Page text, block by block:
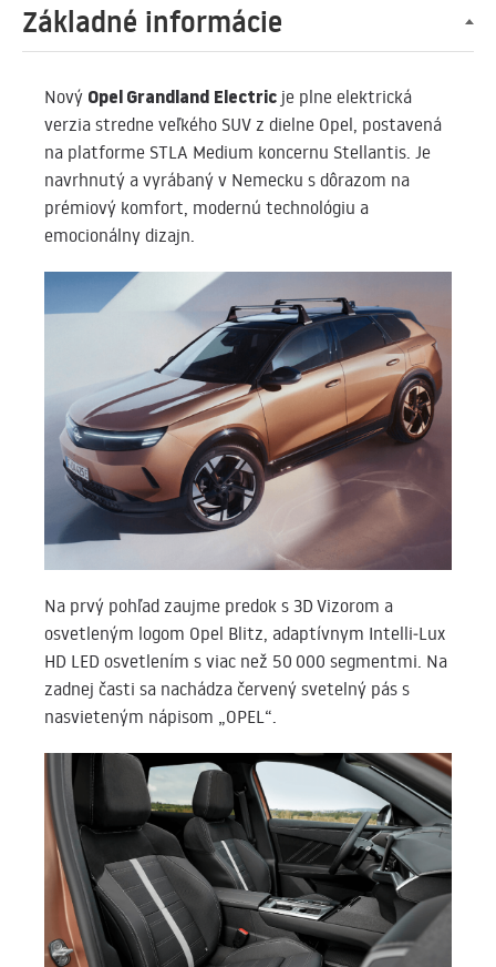
Základné informácie
Nový Opel Grandland Electric je plne elektrická
verzia stredne veľkého SUV z dielne Opel, postavená
na platforme STLA Medium koncernu Stellantis. Je
navrhnutý a vyrábaný v Nemecku s dôrazom na
prémiový komfort, modernú technológiu a
emocionálny dizajn.
Na prvý pohľad zaujme predok s 3D Vizorom a
osvetleným logom Opel Blitz, adaptívnym Intelli‑Lux
HD LED osvetlením s viac než 50 000 segmentmi. Na
zadnej časti sa nachádza červený svetelný pás s
nasvieteným nápisom „OPEL“.